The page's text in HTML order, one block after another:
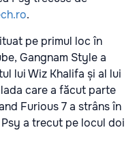
.
pe primul loc în
Gangnam Style a
lui Wiz Khalifa și al lui
care a făcut parte
Furious 7 a strâns în
a trecut pe locul doi